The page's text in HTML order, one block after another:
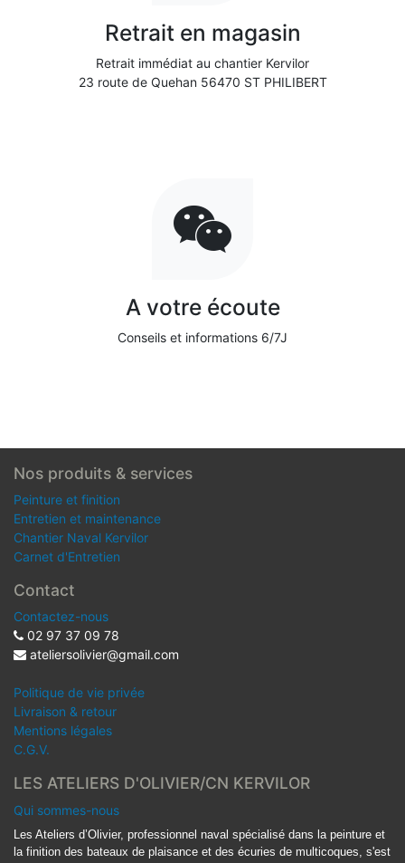
Retrait en magasin
Retrait immédiat au chantier Kervilor
23 route de Quehan 56470 ST PHILIBERT
A votre écoute
Conseils et informations 6/7J
Nos produits & services
Peinture et finition
Entretien et maintenance
Chantier Naval Kervilor
Carnet d'Entretien
Contact
Contactez-nous
02 97 37 09 78
ateliersolivier@gmail.com
Politique de vie privée
Livraison & retour
Mentions légales
C.G.V.
LES ATELIERS D'OLIVIER/CN KERVILOR
Qui sommes-nous
Les Ateliers d’Olivier, professionnel naval spécialisé dans la peinture et
la finition des bateaux de plaisance et des écuries de multicoques, s'est